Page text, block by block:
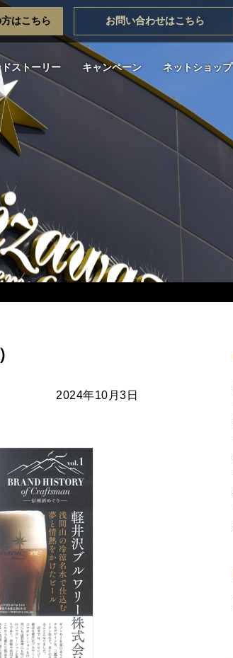
はこちら お問い合わせはこちら
ストーリー キャンペーン ネットショップ
2024年10月3日